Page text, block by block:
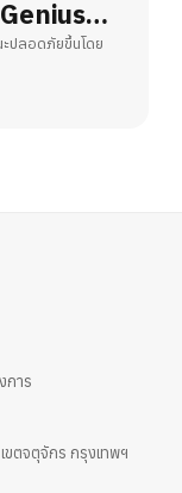
ย Wi-Fi
ะปลอดภัยขึ้นโดย
การ
ตจตุจักร กรุงเทพฯ